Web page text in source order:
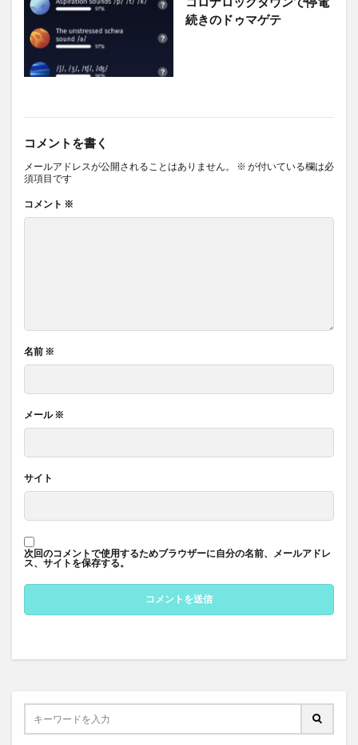
続きのドゥマゲテ
コメントを書く
メールアドレスが公開されることはありません。 ※ が付いている欄は必
須項目です
コメント ※
名前 ※
メール※
サイト
次回のコメントで使用するためブラウザーに自分の名前、メールアドレ
ス、サイトを保存する。